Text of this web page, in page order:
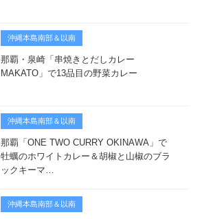
沖縄本島南部＆以南
那覇・泉崎「串焼きとだしカレー
MAKATO」で13品目の野菜カレー
沖縄本島南部＆以南
那覇「ONE TWO CURRY OKINAWA」で
牡蠣のホワイトカレー＆胡椒と山椒のブラ
ックキーマ…
沖縄本島南部＆以南